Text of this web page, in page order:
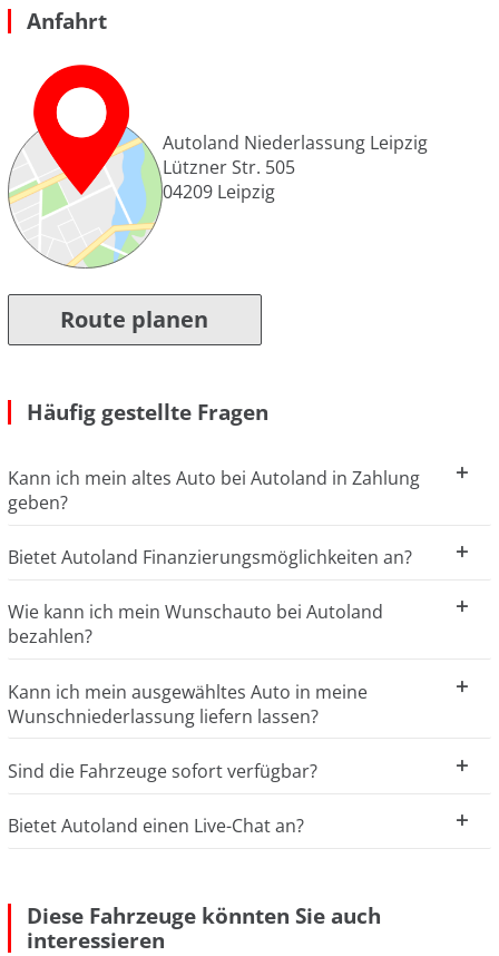
Anfahrt
Autoland Niederlassung Leipzig
Lützner Str. 505
04209 Leipzig
Route planen
Häufig gestellte Fragen
Kann ich mein altes Auto bei Autoland in Zahlung
geben?
Bietet Autoland Finanzierungsmöglichkeiten an?
Wie kann ich mein Wunschauto bei Autoland
bezahlen?
Kann ich mein ausgewähltes Auto in meine
Wunschniederlassung liefern lassen?
Sind die Fahrzeuge sofort verfügbar?
Bietet Autoland einen Live-Chat an?
Diese Fahrzeuge könnten Sie auch
interessieren